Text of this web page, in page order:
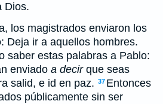
Dios.
los magistrados enviaron los
Deja ir a aquellos hombres.
saber estas palabras a Pablo:
enviado a decirque seas
salid, e id en paz. 37 Entonces
públicamente sin ser